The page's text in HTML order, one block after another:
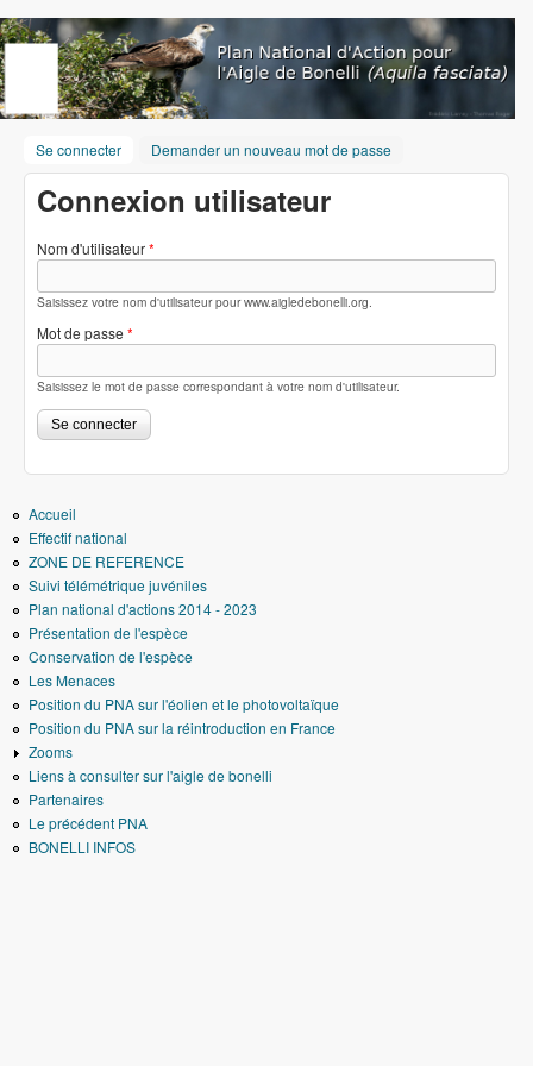
Aller au contenu principal
www.aigledebonelli.org
Se connecter (onglet actif)
Demander un nouveau mot de passe
Connexion utilisateur
Nom d'utilisateur*
Saisissez votre nom d'utilisateur pour www.aigledebonelli.org.
Mot de passe *
Saisissez le mot de passe correspondant à votre nom d'utilisateur.
Accueil
Effectif national
ZONE DE REFERENCE
Suivi télémétrique juvéniles
Plan national d'actions 2014 - 2023
Présentation de l'espèce
Conservation de l'espèce
Les Menaces
Position du PNA sur l'éolien et le photovoltaïque
Position du PNA sur la réintroduction en France
Zooms
Liens à consulter sur l'aigle de bonelli
Partenaires
Le précédent PNA
BONELLI INFOS